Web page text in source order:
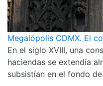
Megalópolis CDMX. El
En el siglo XVIII, una
haciendas se extendía
subsistían en el fondo